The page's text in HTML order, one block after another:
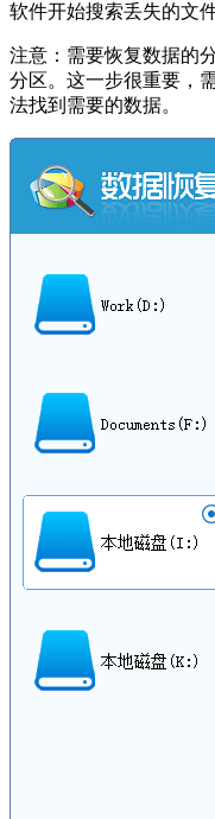
软件开始搜索丢失的文件
注意：需要恢复数据的
分区。这一步很重要，
法找到需要的数据。